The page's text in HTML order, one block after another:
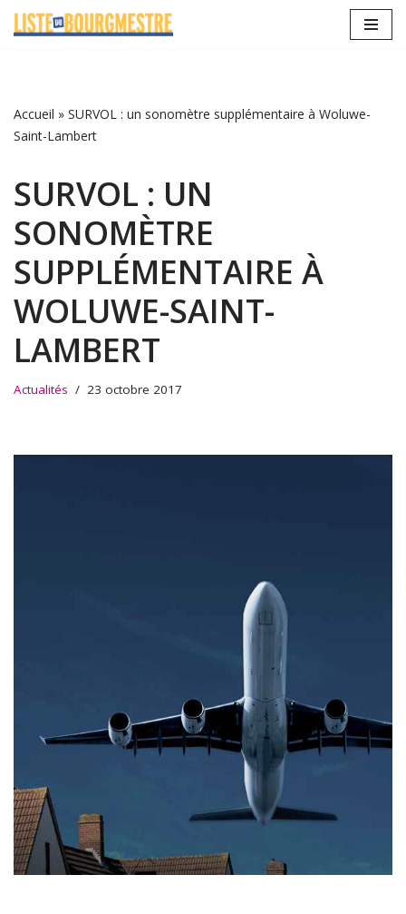
Accueil » SURVOL : un sonomètre supplémentaire à Woluwe-
Saint-Lambert
SURVOL : UN
SONOMÈTRE
SUPPLÉMENTAIRE À
WOLUWE-SAINT-
LAMBERT
Actualités 23 octobre 2017